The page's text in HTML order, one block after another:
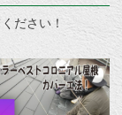
ださい！